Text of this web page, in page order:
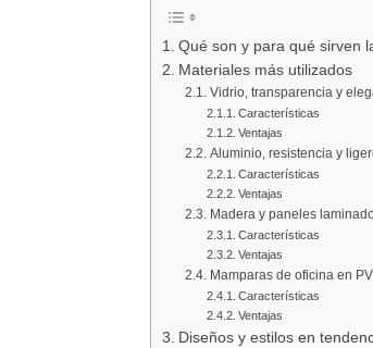
Qué son y para qué sirven
Materiales más utilizados
Vidrio, transparencia y
Características
Ventajas
Aluminio, resistencia y
Características
Ventajas
Madera y paneles
Características
Ventajas
Mamparas de oficina en
Características
Ventajas
Diseños y estilos en